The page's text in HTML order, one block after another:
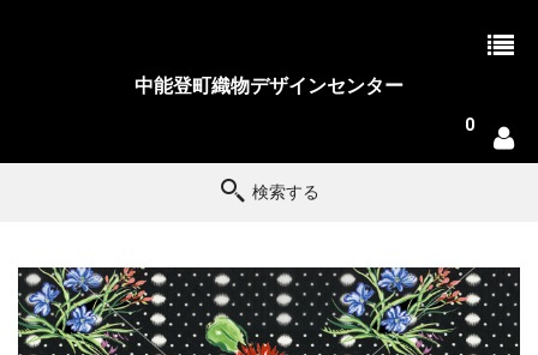
中能登町織物デザインセンター
0
検索する